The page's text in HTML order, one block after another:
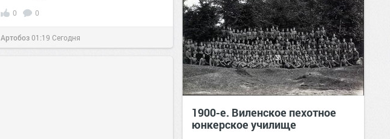
0 0
Артобоз01:19 Сегодня
1900-е. Виленское пехотное
юнкерское училище